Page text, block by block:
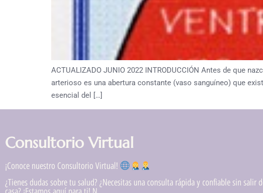
ACTUALIZADO JUNIO 2022 INTRODUCCIÓN Antes de que
arterioso es una abertura constante (vaso sanguíneo) que
esencial del […]
Consultorio Virtual
¡Conoce nuestro Consultorio Virtual!
¿Tienes dudas sobre tu salud? ¿Necesitas una consulta rápida y confiable sin salir